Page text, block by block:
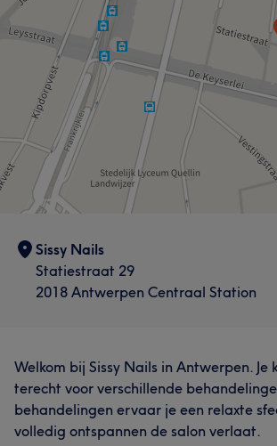
Sissy Nails
Statiestraat 29
2018 Antwerpen Centraal Station
Welkom bij Sissy Nails in Antwerpen. Je
terecht voor verschillende
behandelingen ervaar je een relaxte
volledig ontspannen de salon verlaat.